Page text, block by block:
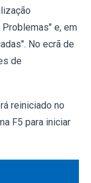
Problemas" e, em
No ecrã de
de
reiniciado no
F5 para iniciar